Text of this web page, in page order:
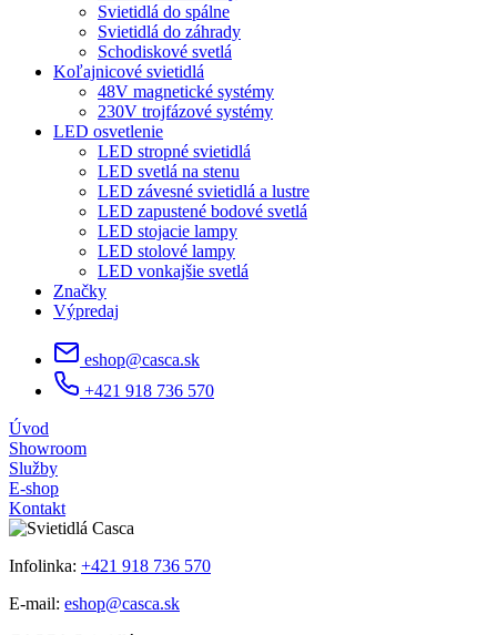
Svietidlá do spálne
Svietidlá do záhrady
Schodiskové svetlá
Koľajnicové svietidlá
48V magnetické systémy
230V trojfázové systémy
LED osvetlenie
LED stropné svietidlá
LED svetlá na stenu
LED závesné svietidlá a lustre
LED zapustené bodové svetlá
LED stojacie lampy
LED stolové lampy
LED vonkajšie svetlá
Značky
Výpredaj
eshop@casca.sk
+421 918 736 570
Úvod
Showroom
Služby
E-shop
Kontakt
Infolinka: +421 918 736 570
E-mail: eshop@casca.sk